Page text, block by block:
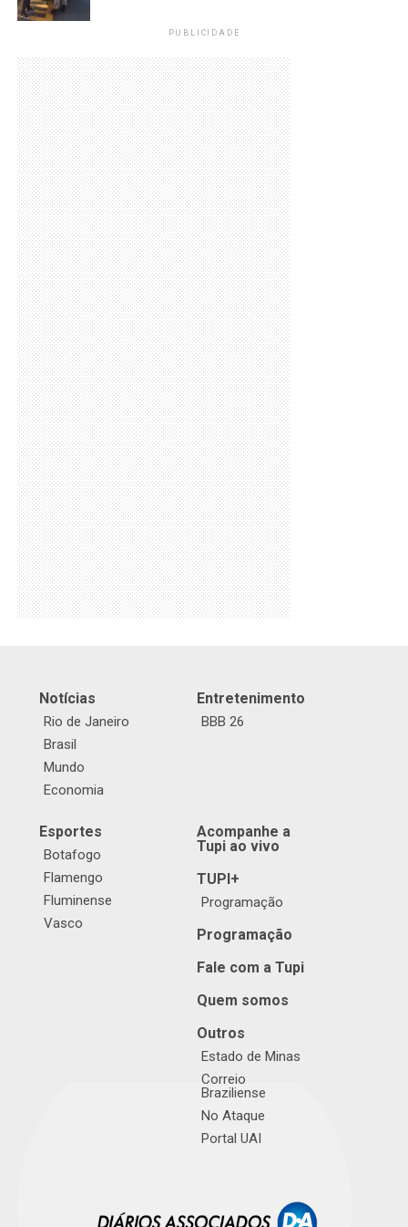
PUBLICIDADE
Notícias
Rio de Janeiro
Brasil
Mundo
Economia
Entretenimento
BBB 26
Esportes
Botafogo
Flamengo
Fluminense
Vasco
Acompanhe a
Tupi ao vivo
TUPI+
Programação
Programação
Fale com a Tupi
Quem somos
Outros
Estado de Minas
Correio
Braziliense
No Ataque
Portal UAI